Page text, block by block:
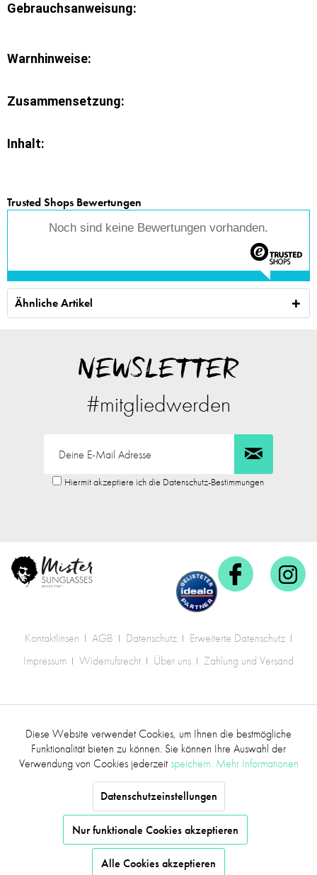
Gebrauchsanweisung:
Warnhinweise:
Zusammensetzung:
Inhalt:
Trusted Shops Bewertungen
Noch sind keine Bewertungen vorhanden.
Ähnliche Artikel
NEWSLETTER
#mitgliedwerden
Hiermit akzeptiere ich die Datenschutz-Bestimmungen
Kontaktlinsen AGB Datenschutz
Erweiterte Datenschutz
Impressum
Widerrufsrecht Über uns Zahlung und Versand
Versandkosten.
Funktionale Aktiv
Inaktiv
Diese Website verwendet Cookies, um Ihnen die bestmögliche
Funktionalität bieten zu können. Sie können Ihre Auswahl der
Verwendung von Cookies jederzeitspeichern. Mehr Informationen
Datenschutzeinstellungen
Nur funktionale Cookies akzeptieren
Alle Cookies akzeptieren